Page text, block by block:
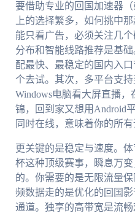
要借助专业的回国加速器
上的选择繁多，如何挑中
能只看广告，必须关注几
分布和智能线路推荐是基
配最快、最稳定的国内入
个去试。其次，多平台支
Windows电脑看大屏直播，
锦，回到家又想用Android
同时在线，意味着你的所有
更关键的是稳定与速度。
杯这种顶级赛事，瞬息万
的。你需要的是无限流量
频数据走的是优化的回国
通道。独享的高带宽是流